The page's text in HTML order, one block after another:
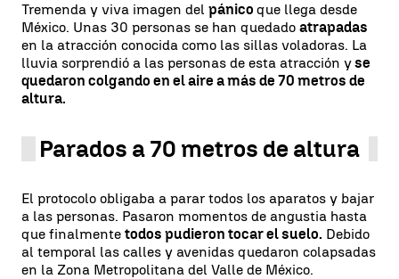
Tremenda y viva imagen del pánico que llega desde
México. Unas 30 personas se han quedado atrapadas
en la atracción conocida como las sillas voladoras. La
lluvia sorprendió a las personas de esta atracción yse
quedaron colgando en el aire a más de 70 metros de
altura.
Parados a 70 metros de altura
El protocolo obligaba a parar todos los aparatos y bajar
a las personas. Pasaron momentos de angustia hasta
que finalmente todos pudieron tocar el suelo. Debido
al temporal las calles y avenidas quedaron colapsadas
en la Zona Metropolitana del Valle de México.